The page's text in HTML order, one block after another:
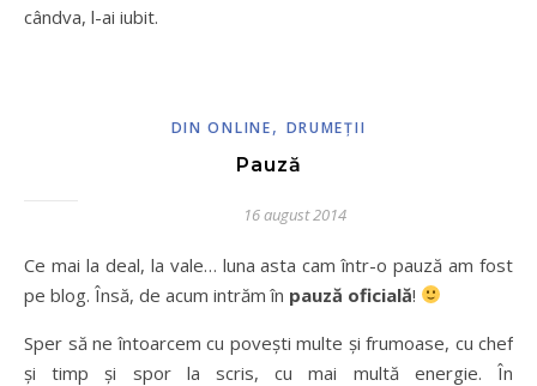
cândva, l-ai iubit.
DIN ONLINE, DRUMEŢII
Pauză
16 august 2014
Ce mai la deal, la vale… luna asta cam într-o pauză am fost
pe blog. Însă, de acum intrăm în pauză oficială!
Sper să ne întoarcem cu povești multe și frumoase, cu chef
și timp și spor la scris, cu mai multă energie. În